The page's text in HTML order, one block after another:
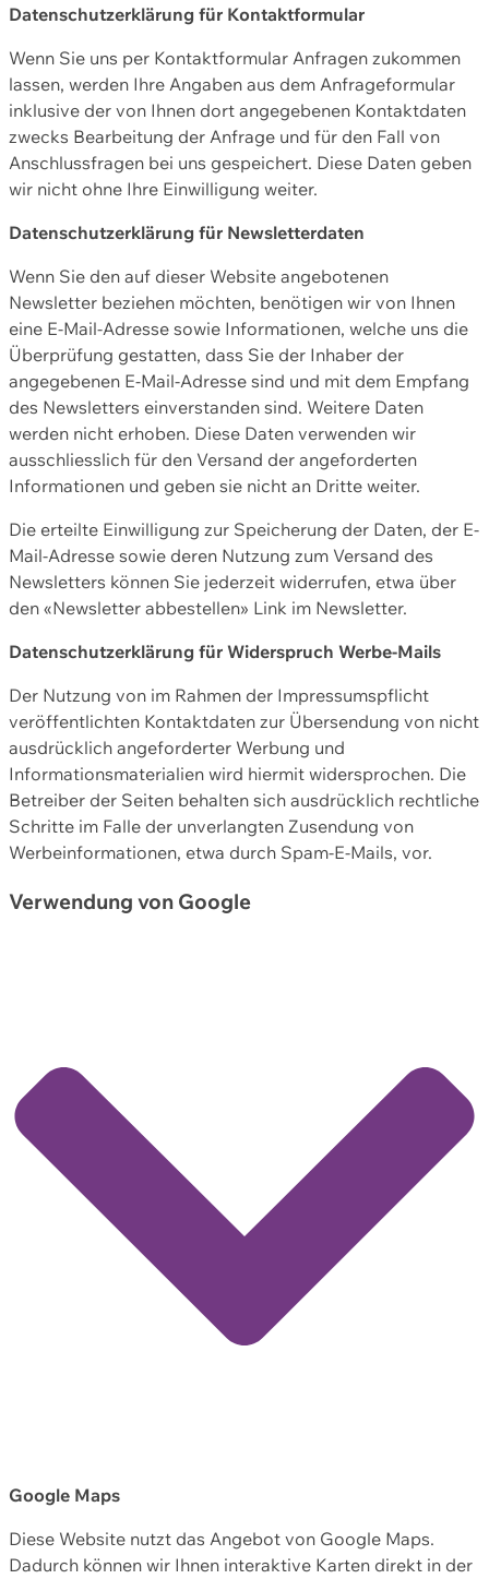
Datenschutzerklärung für Kontaktformular
Wenn Sie uns per Kontaktformular Anfragen zukommen
lassen, werden Ihre Angaben aus dem Anfrageformular
inklusive der von Ihnen dort angegebenen Kontaktdaten
zwecks Bearbeitung der Anfrage und für den Fall von
Anschlussfragen bei uns gespeichert. Diese Daten geben
wir nicht ohne Ihre Einwilligung weiter.
Datenschutzerklärung für Newsletterdaten
Wenn Sie den auf dieser Website angebotenen
Newsletter beziehen möchten, benötigen wir von Ihnen
eine E-Mail-Adresse sowie Informationen, welche uns die
Überprüfung gestatten, dass Sie der Inhaber der
angegebenen E-Mail-Adresse sind und mit dem Empfang
des Newsletters einverstanden sind. Weitere Daten
werden nicht erhoben. Diese Daten verwenden wir
ausschliesslich für den Versand der angeforderten
Informationen und geben sie nicht an Dritte weiter.
Die erteilte Einwilligung zur Speicherung der Daten, der E-
Mail-Adresse sowie deren Nutzung zum Versand des
Newsletters können Sie jederzeit widerrufen, etwa über
den «Newsletter abbestellen» Link im Newsletter.
Datenschutzerklärung für Widerspruch Werbe-Mails
Der Nutzung von im Rahmen der Impressumspflicht
veröffentlichten Kontaktdaten zur Übersendung von nicht
ausdrücklich angeforderter Werbung und
Informationsmaterialien wird hiermit widersprochen. Die
Betreiber der Seiten behalten sich ausdrücklich rechtliche
Schritte im Falle der unverlangten Zusendung von
Werbeinformationen, etwa durch Spam-E-Mails, vor.
Verwendung von Google
Google Maps
Diese Website nutzt das Angebot von Google Maps.
Dadurch können wir Ihnen interaktive Karten direkt in der